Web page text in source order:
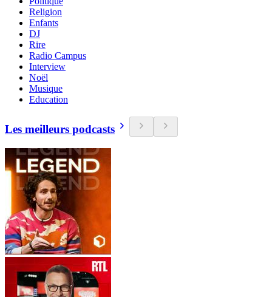
Religion
Enfants
DJ
Rire
Radio Campus
Interview
Noël
Musique
Education
Les meilleurs podcasts